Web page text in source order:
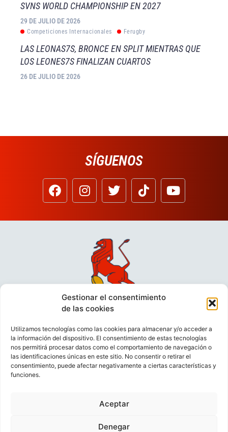
Gestionar el consentimiento
de las cookies
Utilizamos tecnologías como las cookies para almacenar y/o acceder a
la información del dispositivo. El consentimiento de estas tecnologías
nos permitirá procesar datos como el comportamiento de navegación o
las identificaciones únicas en este sitio. No consentir o retirar el
consentimiento, puede afectar negativamente a ciertas características y
funciones.
Aceptar
Denegar
SVNS WORLD CHAMPIONSHIP EN 2027
29 DE JULIO DE 2026
Competiciones Internacionales Ferugby
LAS LEONAS7S, BRONCE EN SPLIT MIENTRAS QUE
LOS LEONES7S FINALIZAN CUARTOS
26 DE JULIO DE 2026
SÍGUENOS
VIDEOCONFERENCIAS
POLÍTICA DE PRIVACIDAD
CONTACTO